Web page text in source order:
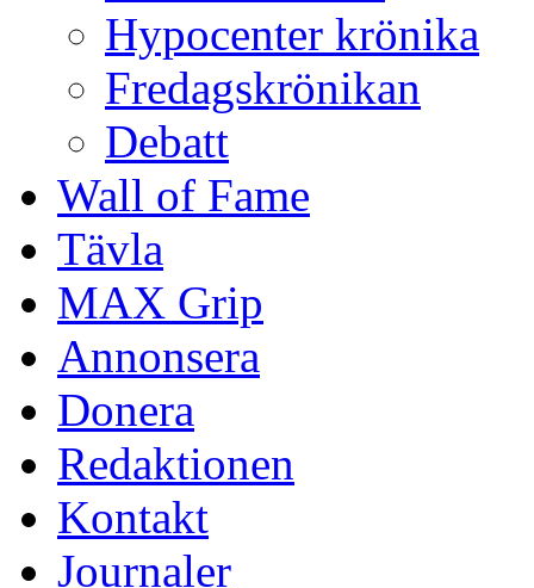
Hypocenter krönika
Fredagskrönikan
Debatt
Wall of Fame
Tävla
MAX Grip
Annonsera
Donera
Redaktionen
Kontakt
Journaler